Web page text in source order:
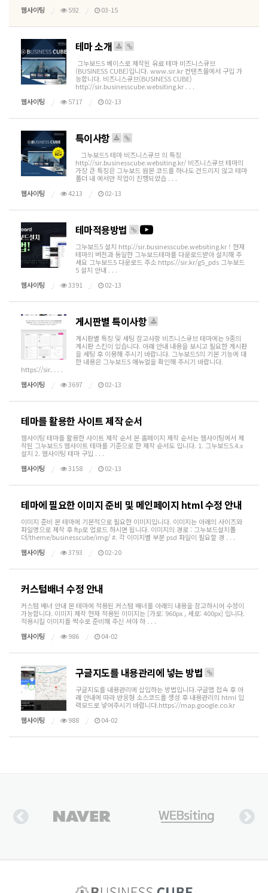
웹사이팅
592 03-15
테마 소개
그누보드5 베이스로 제작된 유료 테마 비즈니스큐브
(BUSINESS CUBE)입니다. www.sir.kr 컨텐츠몰에서 구입 가
능합니다. 비즈니스큐브(BUSINESS CUBE)
http://sir.businesscube.websiting.kr . . .
웹사이팅
5717 02-13
특이사항
그누보드5 테마 비즈니스큐브 의 특징
http://sir.businesscube.websiting.kr/ 비즈니스큐브 테마의
가장 큰 특징은 그누보드 원본 코드를 하나도 건드리지 않고 테마
폴더 내 에서만 작업이 진행되었습 . . .
웹사이팅
4213 02-13
테마적용방법
그누보드5 설치 http://sir.businesscube.websiting.kr ! 현재
테마의 버전과 동일한 그누보드테마를 다운로드받아 설치해 주
세요 그누보드5 다운로드 주소 https://sir.kr/g5_pds 그누보드
5 설치 안내 . . .
웹사이팅
3391 02-13
게시판별 특이사항
게시판별 특징 및 세팅 참고사항 비즈니스큐브 테마에는 9종의
게시판 스킨이 있습니다. 아래 안내 내용을 보시고 필요한 게시판
을 세팅 후 이용해 주시기 바랍니다. 그누보드5의 기본 기능에 대
한 내용은 그누보드5 매뉴얼을 확인해 주시기 바랍니다.
https://sir. . . .
웹사이팅
3697 02-13
테마를 활용한 사이트 제작 순서
웹사이팅 테마를 활용한 사이트 제작 순서 본 홈페이지 제작 순서는 웹사이팅에서 제
작된 그누보드5 웹사이트 테마를 기준으로 한 제작 순서도 입니다. 1. 그누보드5.4.x
설치 2. 웹사이팅 테마 구입 . . .
웹사이팅
3158 02-13
테마에 필요한 이미지 준비 및 메인페이지 html 수정 안내
이미지 준비 본 테마에 기본적으로 필요한 이미지입니다. 이미지는 아래의 사이즈와
파일명으로 제작 후 ftp로 업로드 하시면 됩니다. 이미지의 경로 : 그누보드설치폴
더/theme/businesscube/img/ #. 각 이미지별 부분 psd 파일이 필요할 경 . . .
웹사이팅
3793 02-20
커스텀배너 수정 안내
커스텀 배너 안내 본 테마에 적용된 커스텀 배너를 아래의 내용을 참고하시어 수정이
가능합니다. 이미지 제작 현재 적용된 이미지는 [가로: 960px , 세로: 400px] 입니다.
적용시킬 이미지를 짝수로 준비해 주신 셔야 하 . . .
웹사이팅
986 04-02
구글지도를 내용관리에 넣는 방법
구글지도를 내용관리에 삽입하는 방법입니다.구글맵 접속 후 아
래 안내에 따라 반응형 소스코드를 생성 후 내용관리의 html 입
력모드로 넣어주시기 바랍니다.https://map.google.co.kr
웹사이팅
988 04-02